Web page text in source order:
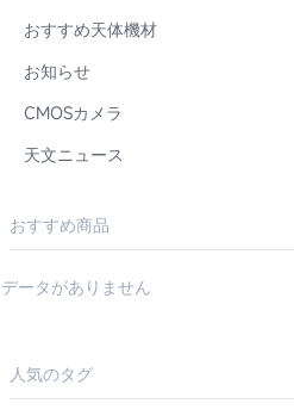
おすすめ天体機材
お知らせ
CMOSカメラ
天文ニュース
おすすめ商品
データがありません
人気のタグ